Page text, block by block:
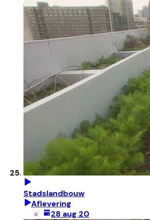
Stadslandbouw
Aflevering
28 aug 20